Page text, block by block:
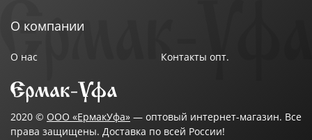
О компании
О нас Контакты опт.
2020 © ООО «ЕрмакУфа» — оптовый интернет-магазин. Все
права защищены. Доставка по всей России!